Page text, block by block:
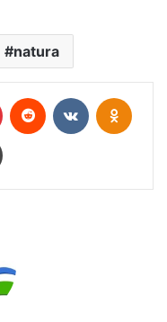
natura
Pinterest Reddit VKontakte
Stampa